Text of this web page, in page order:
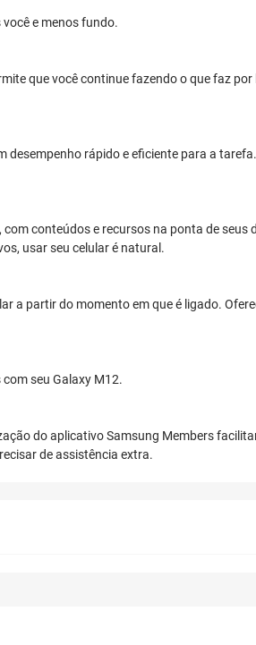
e menos fundo.
que você continue fazendo o que faz
rápido e eficiente para a
conteúdos e recursos na ponta de
usar seu celular é natural.
a partir do momento em que é ligado.
seu Galaxy M12.
do aplicativo Samsung Members
de assistência extra.